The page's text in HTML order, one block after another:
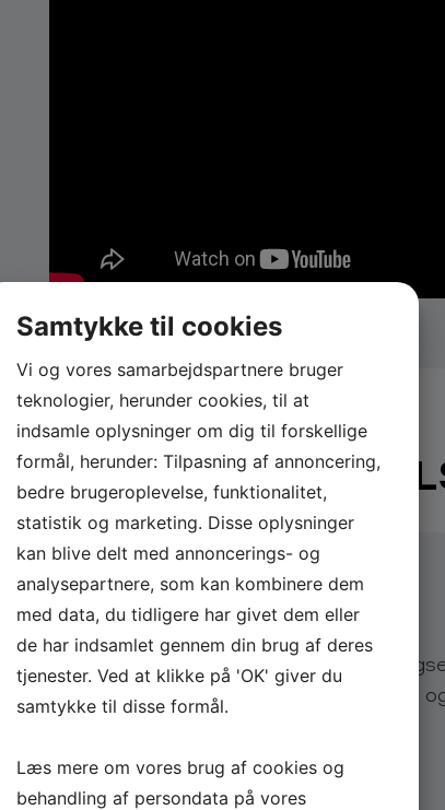
BOOKANDERS
Send din forespørgsel
Send os en uforpligtende
lynhurtigt svar på eksempelvis pris
Firma
Privat
Samtykke til cookies
Vi og vores samarbejdspartnere bruger
teknologier, herunder cookies, til at
indsamle oplysninger om dig til forskellige
formål, herunder: Tilpasning af annoncering,
bedre brugeroplevelse, funktionalitet,
statistik og marketing. Disse oplysninger
kan blive delt med annoncerings- og
analysepartnere, som kan kombinere dem
med data, du tidligere har givet dem eller
de har indsamlet gennem din brug af deres
tjenester. Ved at klikke på 'OK' giver du
samtykke til disse formål.
Læs mere om vores brug af cookies og
behandling af persondata på vores